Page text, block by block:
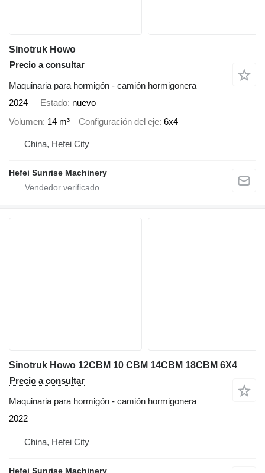
Sinotruk Howo
Precio a consultar
Maquinaria para hormigón - camión hormigonera
2024
Estado nuevo
Volumen 14 m³ Configuración del eje 6x4
China, Hefei City
Hefei Sunrise Machinery
Sinotruk Howo 12CBM 10 CBM 14CBM 18CBM 6X4
Precio a consultar
Maquinaria para hormigón - camión hormigonera
2022
China, Hefei City
Hefei Sunrise Machinery